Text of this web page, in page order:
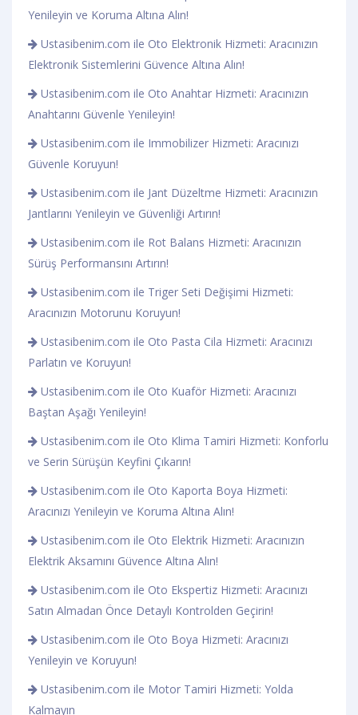
Yenileyin ve Koruma Altına Alın!
Ustasibenim.com ile Oto Elektronik Hizmeti: Aracınızın
Elektronik Sistemlerini Güvence Altına Alın!
Ustasibenim.com ile Oto Anahtar Hizmeti: Aracınızın
Anahtarını Güvenle Yenileyin!
Ustasibenim.com ile Immobilizer Hizmeti: Aracınızı
Güvenle Koruyun!
Ustasibenim.com ile Jant Düzeltme Hizmeti: Aracınızın
Jantlarını Yenileyin ve Güvenliği Artırın!
Ustasibenim.com ile Rot Balans Hizmeti: Aracınızın
Sürüş Performansını Artırın!
Ustasibenim.com ile Triger Seti Değişimi Hizmeti:
Aracınızın Motorunu Koruyun!
Ustasibenim.com ile Oto Pasta Cila Hizmeti: Aracınızı
Parlatın ve Koruyun!
Ustasibenim.com ile Oto Kuaför Hizmeti: Aracınızı
Baştan Aşağı Yenileyin!
Ustasibenim.com ile Oto Klima Tamiri Hizmeti: Konforlu
ve Serin Sürüşün Keyfini Çıkarın!
Ustasibenim.com ile Oto Kaporta Boya Hizmeti:
Aracınızı Yenileyin ve Koruma Altına Alın!
Ustasibenim.com ile Oto Elektrik Hizmeti: Aracınızın
Elektrik Aksamını Güvence Altına Alın!
Ustasibenim.com ile Oto Ekspertiz Hizmeti: Aracınızı
Satın Almadan Önce Detaylı Kontrolden Geçirin!
Ustasibenim.com ile Oto Boya Hizmeti: Aracınızı
Yenileyin ve Koruyun!
Ustasibenim.com ile Motor Tamiri Hizmeti: Yolda
Kalmayın